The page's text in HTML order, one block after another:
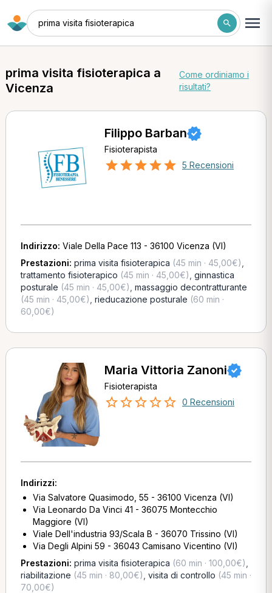
prima visita fisioterapica
prima visita fisioterapica a
Vicenza
Come ordiniamo i
risultati?
Filippo Barban
Fisioterapista
5 Recensioni
Indirizzo: Viale Della Pace 113 - 36100 Vicenza (VI)
Prestazioni: prima visita fisioterapica (45 min · 45,00€)
trattamento fisioterapico (45 min · 45,00€) ginnastica
posturale (45 min · 45,00€) massaggio decontratturante
(45 min · 45,00€) rieducazione posturale (60 min ·
60,00€)
Maria Vittoria Zanoni
Fisioterapista
0 Recensioni
Indirizzi:
Via Salvatore Quasimodo, 55 - 36100 Vicenza (VI)
Via Leonardo Da Vinci 41 - 36075 Montecchio
Maggiore (VI)
Viale Dell'industria 93/Scala B - 36070 Trissino (VI)
Via Degli Alpini 59 - 36043 Camisano Vicentino (VI)
Prestazioni: prima visita fisioterapica (60 min · 100,00€)
riabilitazione (45 min · 80,00€) visita di controllo (45 min ·
70,00€)